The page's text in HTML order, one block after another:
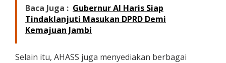
Baca Juga : Gubernur Al Haris Siap
Tindaklanjuti Masukan DPRD Demi
Kemajuan Jambi
Selain itu, AHASS juga menyediakan berbagai